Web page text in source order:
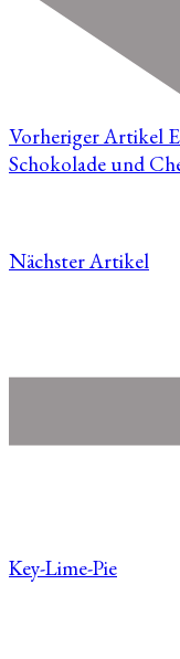
Vorheriger Artikel
Schokolade und
Nächster Artikel
Key-Lime-Pie